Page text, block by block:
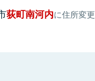
荻町南河内に住所変更